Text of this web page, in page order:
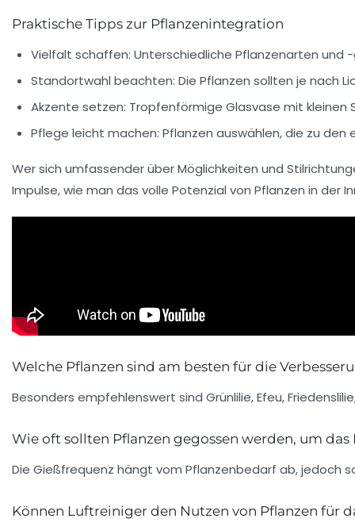
Praktische Tipps zur Pflanzenintegration
Vielfalt schaffen: Unterschiedliche Pflanzenarten und
Standortwahl beachten: Die Pflanzen sollten je nach
Akzente setzen: Tropfenförmige Glasvase mit kleinen
Pflege leicht machen: Pflanzen auswählen, die zu
Wer sich umfassender über Möglichkeiten und
Impulse, wie man das volle Potenzial von Pflanzen in der
Welche Pflanzen sind am besten für die
Besonders empfehlenswert sind Grünlilie, Efeu,
Wie oft sollten Pflanzen gegossen werden, um
Die Gießfrequenz hängt vom Pflanzenbedarf ab, jedoch
Können Luftreiniger den Nutzen von Pflanzen für